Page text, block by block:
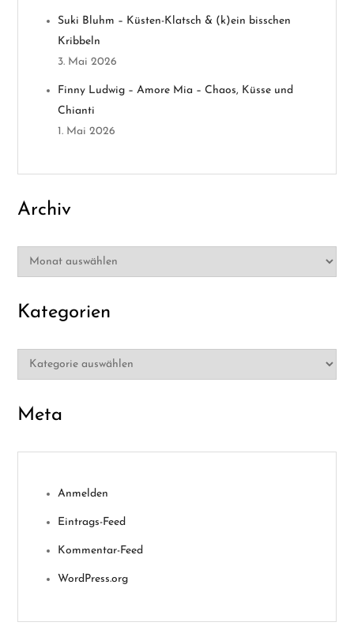
a
n
Suki Bluhm – Küsten-Klatsch & (k)ein bisschen
Kribbeln
3. Mai 2026
Finny Ludwig – Amore Mia – Chaos, Küsse und
Chianti
1. Mai 2026
Archiv
Archiv
Kategorien
Kategorien
Meta
Anmelden
Eintrags-Feed
Kommentar-Feed
WordPress.org